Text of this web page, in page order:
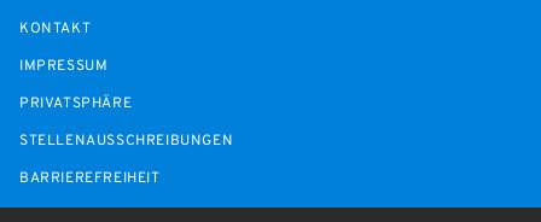
KONTAKT
IMPRESSUM
PRIVATSPHÄRE
STELLENAUSSCHREIBUNGEN
BARRIEREFREIHEIT